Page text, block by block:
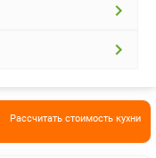
Расcчитать стоимость кухни